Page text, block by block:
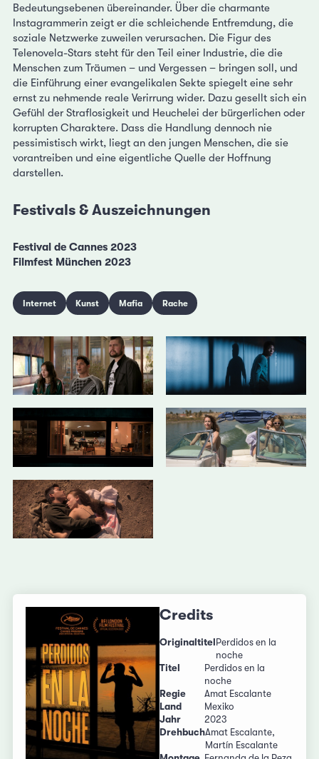
Bedeutungsebenen übereinander. Über die charmante
Instagrammerin zeigt er die schleichende Entfremdung, die
soziale Netzwerke zuweilen verursachen. Die Figur des
Telenovela-Stars steht für den Teil einer Industrie, die die
Menschen zum Träumen – und Vergessen – bringen soll, und
die Einführung einer evangelikalen Sekte spiegelt eine sehr
ernst zu nehmende reale Verirrung wider. Dazu gesellt sich ein
Gefühl der Straflosigkeit und Heuchelei der bürgerlichen oder
korrupten Charaktere. Dass die Handlung dennoch nie
pessimistisch wirkt, liegt an den jungen Menschen, die sie
vorantreiben und eine eigentliche Quelle der Hoffnung
darstellen.
Festivals & Auszeichnungen
Festival de Cannes 2023
Filmfest München 2023
Internet Kunst Mafia Rache
Credits
Originaltitel Perdidos en la
noche
Titel
Perdidos en la
noche
Regie
Amat Escalante
Land
Mexiko
Jahr
2023
DrehbuchAmat Escalante,
Martín Escalante